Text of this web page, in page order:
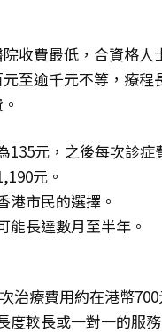
收費最低，合資格
至逾千元不等，療
元，之後每次診症
元。
港市民的選擇。
能長達數月至半年。
治療費用約在港幣700
度較長或一對一的服